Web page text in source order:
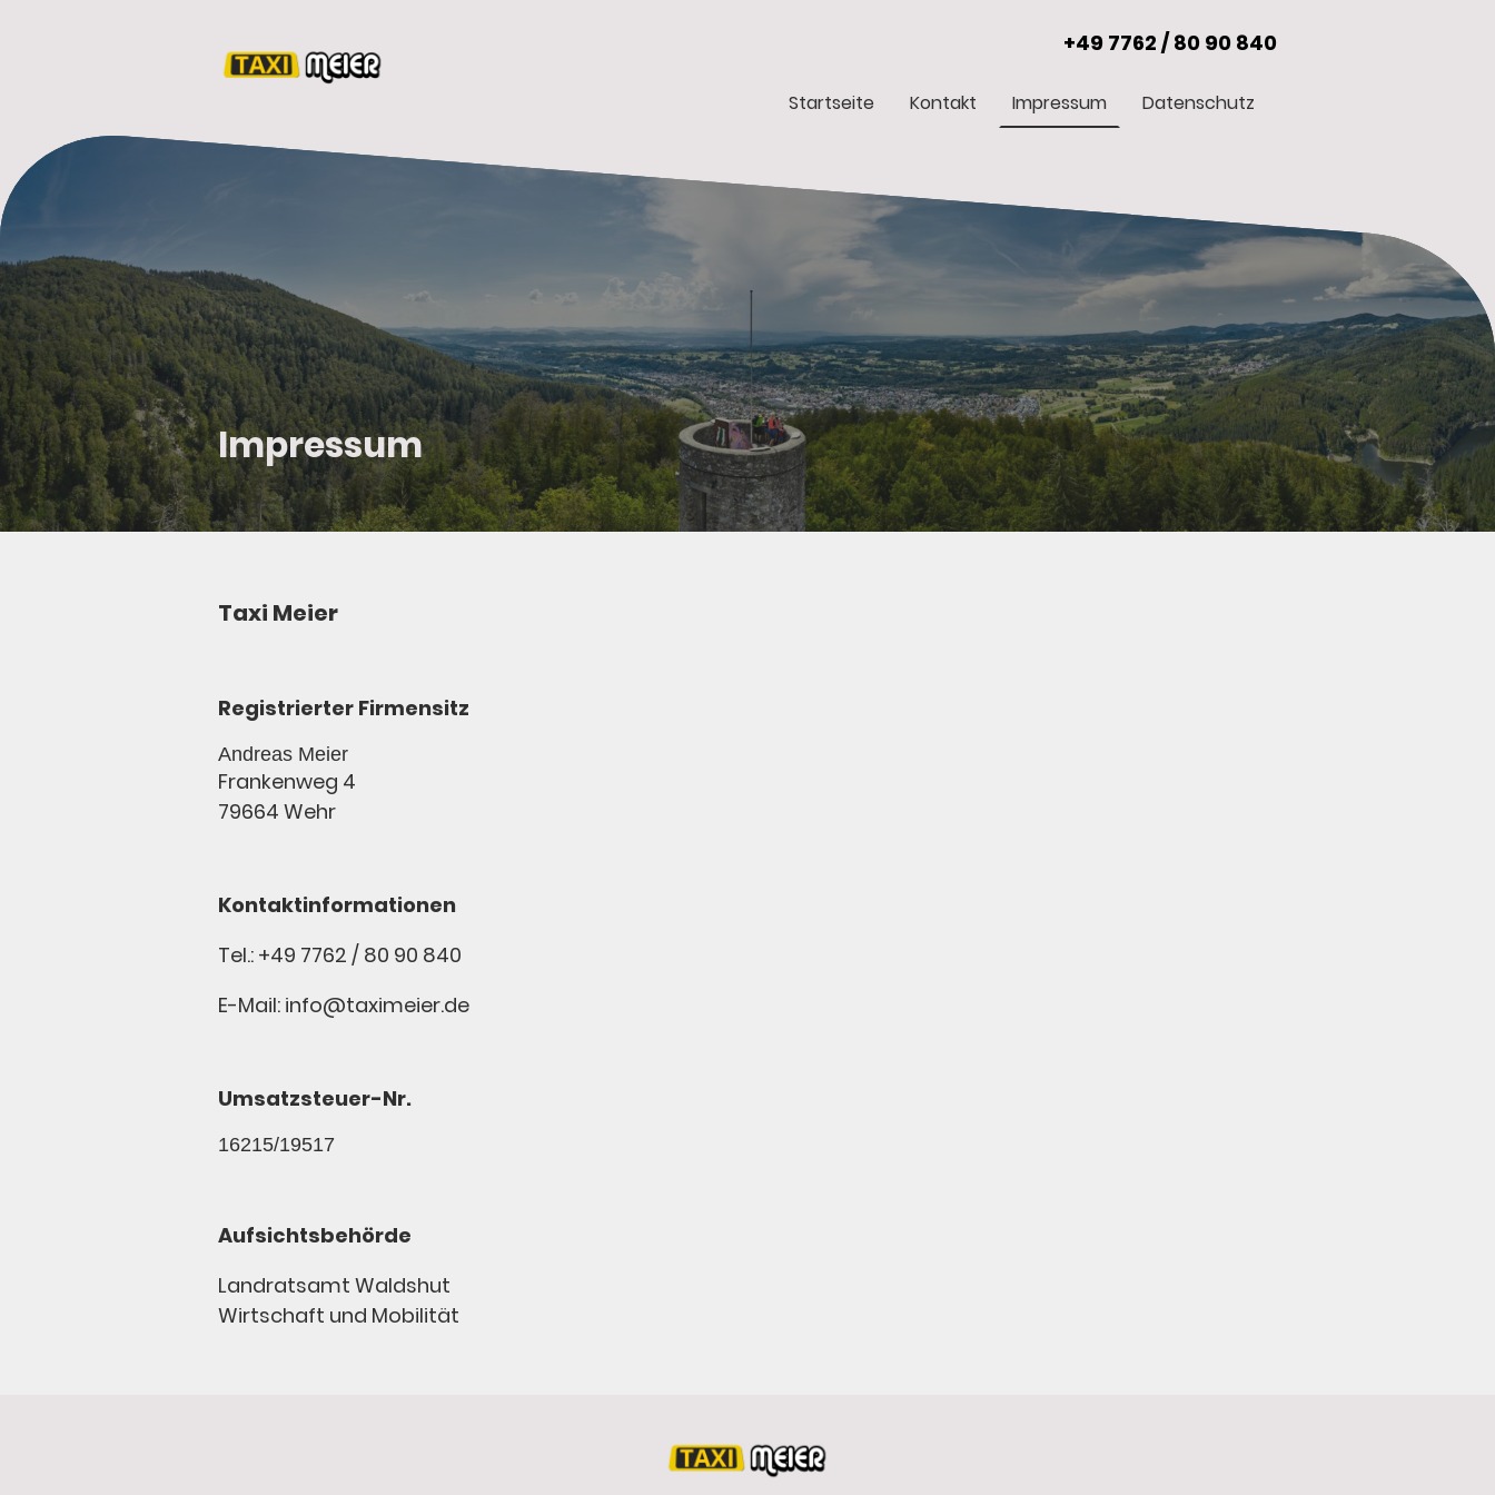
+49 7762 / 80 90 840
Startseite Kontakt Impressum Datenschutz
Impressum
Taxi Meier
Registrierter Firmensitz
Andreas Meier
Frankenweg 4
79664 Wehr
Kontaktinformationen
Tel.: +49 7762 / 80 90 840
E-Mail: info@taximeier.de
Umsatzsteuer-Nr.
16215/19517
Aufsichtsbehörde
Landratsamt Waldshut
Wirtschaft und Mobilität